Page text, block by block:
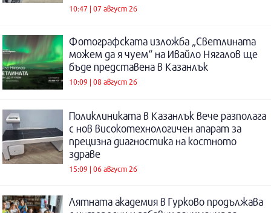
10:47 | 07 август 26
Фотографската изложба „Светлината
можем да я чуем“ на Ивайло Нягалов ще
бъде представена в Казанлък
10:09 | 08 август 26
Поликлиниката в Казанлък вече разполага
с нов високотехнологичен апарат за
прецизна диагностика на костното
здраве
15:09 | 06 август 26
Лятната академия в Гурково продължава